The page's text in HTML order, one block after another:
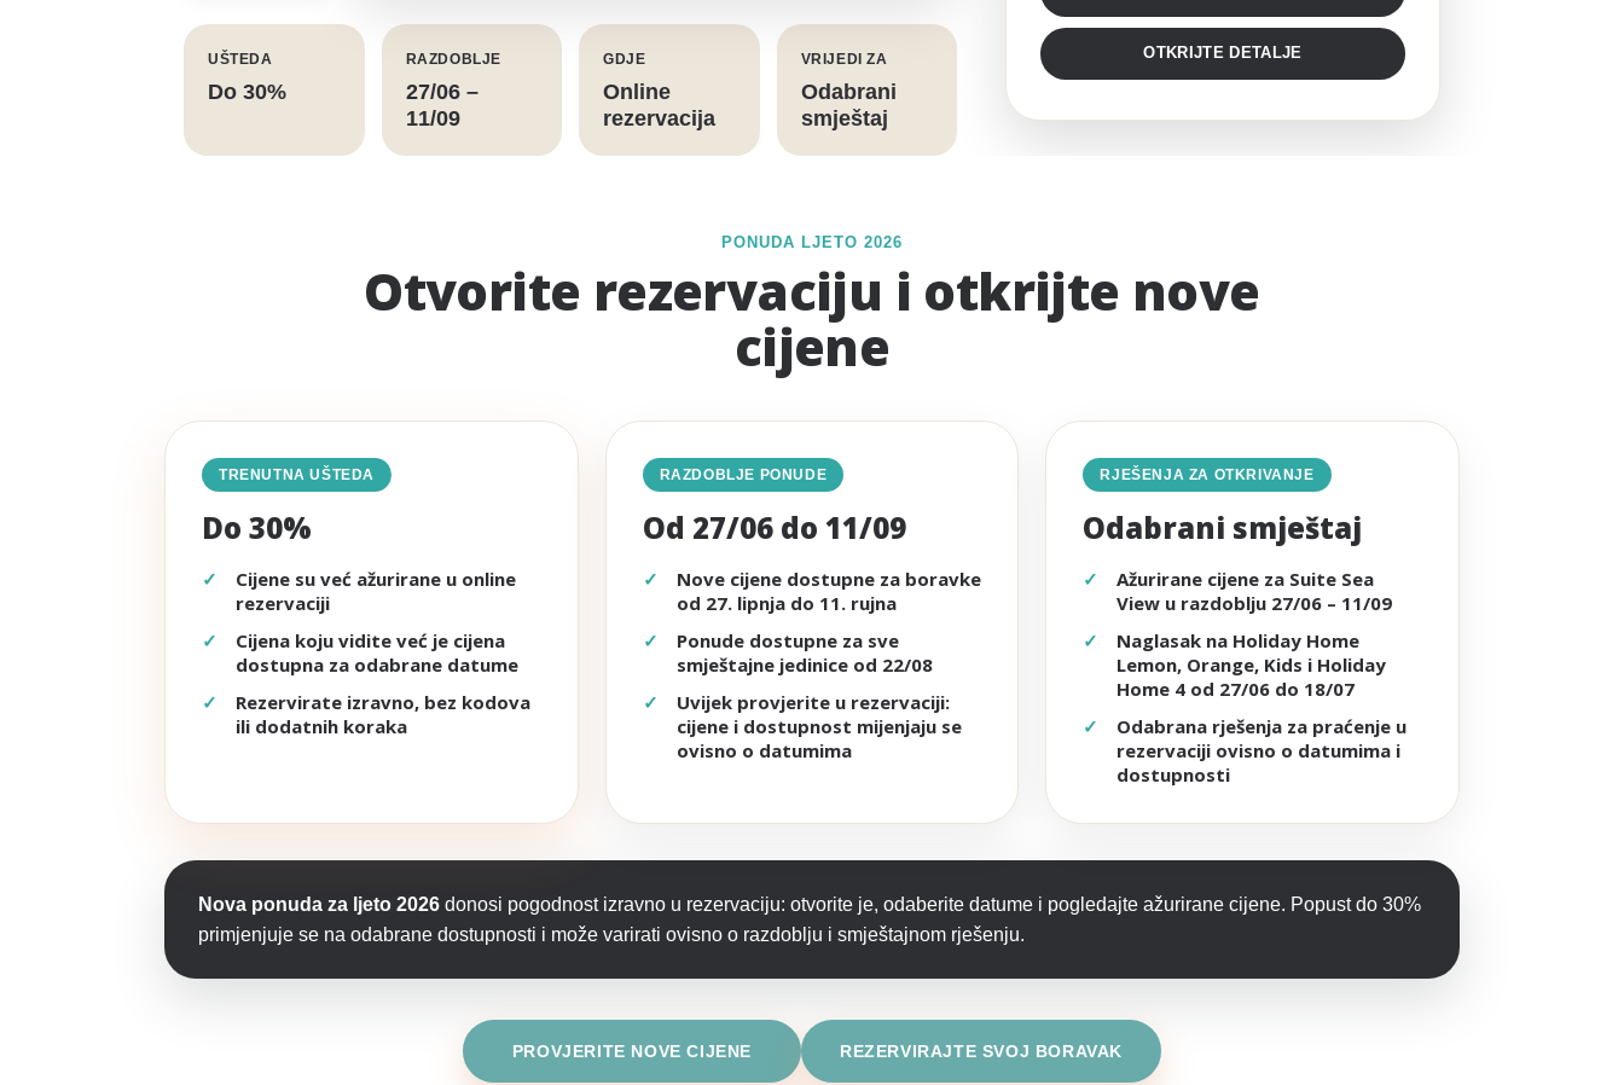
UŠTEDA
Do 30%
RAZDOBLJE
27/06 –
11/09
GDJE
Online
rezervacija
VRIJEDI ZA
Odabrani
smještaj
OTKRIJTE DETALJE
PONUDA LJETO 2026
Otvorite rezervaciju i otkrijte nove
cijene
TRENUTNA UŠTEDA
Do 30%
Cijene su već ažurirane u online
rezervaciji
Cijena koju vidite već je cijena
dostupna za odabrane datume
Rezervirate izravno, bez kodova
ili dodatnih koraka
RAZDOBLJE PONUDE
Od 27/06 do 11/09
Nove cijene dostupne za boravke
od 27. lipnja do 11. rujna
Ponude dostupne za sve
smještajne jedinice od 22/08
Uvijek provjerite u rezervaciji:
cijene i dostupnost mijenjaju se
ovisno o datumima
RJEŠENJA ZA OTKRIVANJE
Odabrani smještaj
Ažurirane cijene za Suite Sea
View u razdoblju 27/06 – 11/09
Naglasak na Holiday Home
Lemon, Orange, Kids i Holiday
Home 4 od 27/06 do 18/07
Odabrana rješenja za praćenje u
rezervaciji ovisno o datumima i
dostupnosti
Nova ponuda za ljeto 2026 donosi pogodnost izravno u rezervaciju: otvorite je, odaberite datume i pogledajte ažurirane cijene. Popust do 30%
primjenjuje se na odabrane dostupnosti i može varirati ovisno o razdoblju i smještajnom rješenju.
PROVJERITE NOVE CIJENE REZERVIRAJTE SVOJ BORAVAK